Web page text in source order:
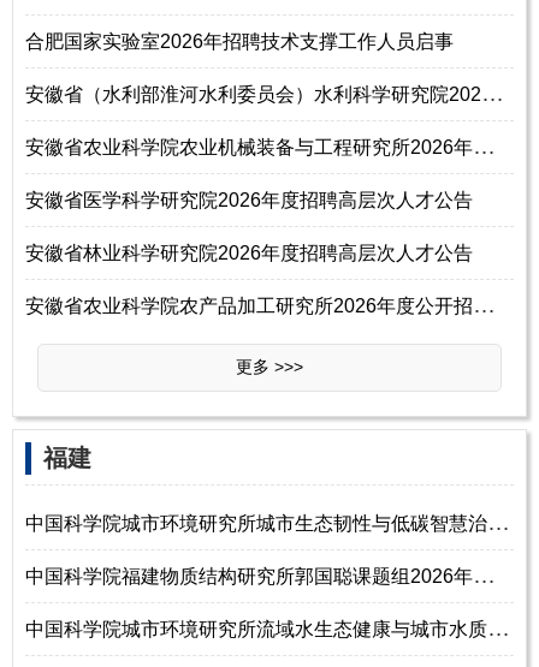
合肥国家实验室2026年招聘技术支撑工作人员启事
安
徽省（水利部淮河水利委员会）水利科学研究院2026年度公开招聘高层次人才
安
徽省农业科学院农业机械装备与工程研究所2026年公开招聘高层次人才公告
安徽省医学科学研究院2026年度招聘高层次人才公告
安徽省林业科学研究院2026年度招聘高层次人才公告
安
徽省农业科学院农产品加工研究所2026年度公开招聘高层次人才公告
更多 >>>
‌‌福建
中
国科学院城市环境研究所城市生态韧性与低碳智慧治理创新团队2026年招聘副
中
国科学院福建物质结构研究所郭国聪课题组2026年招聘工作人员启事
中
国科学院城市环境研究所流域水生态健康与城市水质安全创新团队2026年招聘